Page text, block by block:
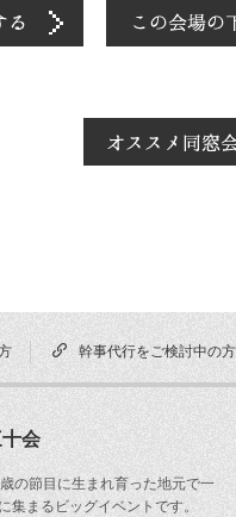
幹事代行をご検討中の方
会
の節目に生まれ育った地元で一
集まるビッグイベントです。